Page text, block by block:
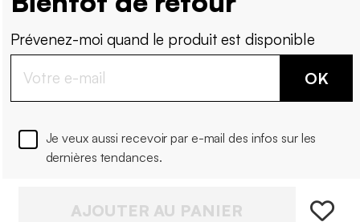
Prévenez-moi quand le produit est disponible
OK
Je veux aussi recevoir par e-mail des infos sur les
dernières tendances.
AJOUTER AU PANIER